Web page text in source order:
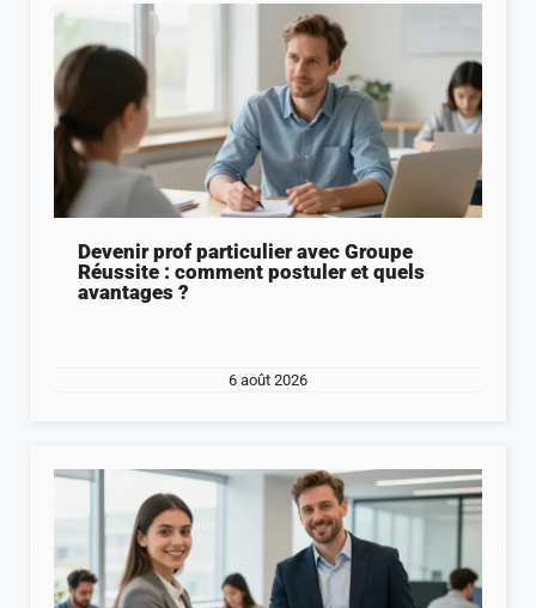
Devenir prof particulier avec Groupe
Réussite : comment postuler et quels
avantages ?
6 août 2026